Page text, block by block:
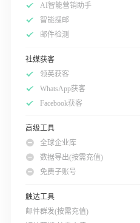
AI智能营销助手
智能搜邮
邮件检测
社媒获客
领英获客
WhatsApp获客
Facebook获客
高级工具
全球企业库
数据导出(按需充值)
免费子账号
触达工具
邮件群发(按需充值)